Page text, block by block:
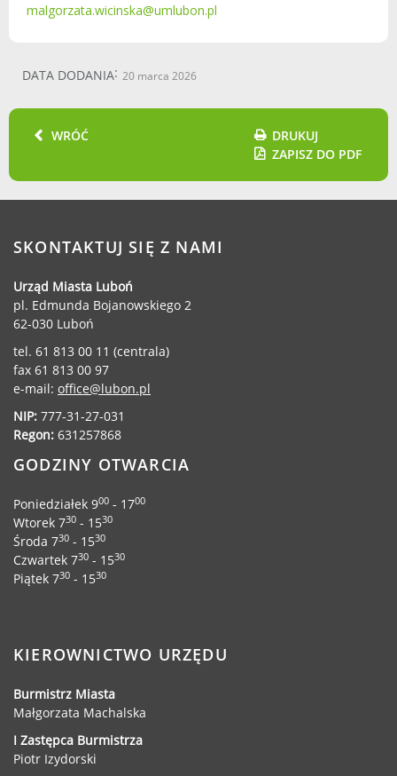
malgorzata.wicinska@umlubon.pl
DATA DODANIA 20 marca 2026
WRÓĆ
DRUKUJ
ZAPISZ DO PDF
SKONTAKTUJ SIĘ Z NAMI
Urząd Miasta Luboń
pl. Edmunda Bojanowskiego 2
62-030 Luboń
tel. 61 813 00 11 (centrala)
fax 61 813 00 97
e-mail: office@lubon.pl
NIP: 777-31-27-031
Regon: 631257868
GODZINY OTWARCIA
Poniedziałek 900 - 1700
Wtorek 730 - 1530
Środa 730 - 1530
Czwartek 730 - 1530
Piątek 730 - 1530
KIEROWNICTWO URZĘDU
Burmistrz Miasta
Małgorzata Machalska
I Zastępca Burmistrza
Piotr Izydorski